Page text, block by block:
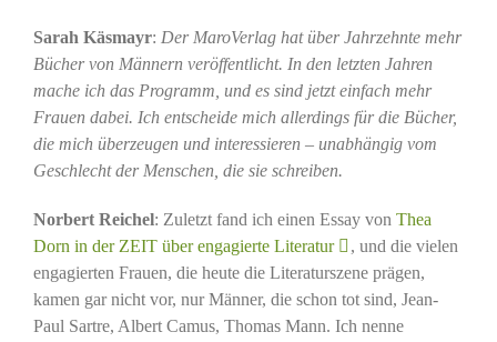
Sarah Käsmayr: Der MaroVerlag hat über Jahrzehnte mehr
Bücher von Männern veröffentlicht. In den letzten Jahren
mache ich das Programm, und es sind jetzt einfach mehr
Frauen dabei. Ich entscheide mich allerdings für die Bücher,
die mich überzeugen und interessieren – unabhängig vom
Geschlecht der Menschen, die sie schreiben.
Norbert Reichel: Zuletzt fand ich einen Essay von Thea
Dorn in der ZEIT über engagierte Literatur
, und die vielen
engagierten Frauen, die heute die Literaturszene prägen,
kamen gar nicht vor, nur Männer, die schon tot sind, Jean-
Paul Sartre, Albert Camus, Thomas Mann. Ich nenne